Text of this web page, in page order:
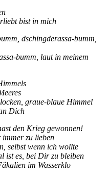
bist in mich
dschingderassa-bumm,
bumm, laut in meinem
graue-blaue Himmel
Dich
den Krieg gewonnen!
immer zu lieben
selbst wenn ich wollte
ist es, bei Dir zu bleiben
im Wasserklo